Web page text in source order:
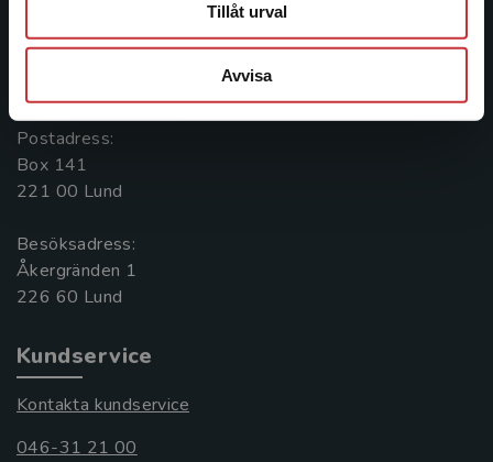
Tillåt urval
Avvisa
Kontakta oss
046-31 20 00
Postadress:
Box 141
221 00 Lund
Besöksadress:
Åkergränden 1
Kundservice
Kontakta kundservice
046-31 21 00